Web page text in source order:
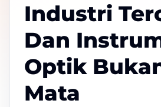
Industri
Dan
Optik
Mata